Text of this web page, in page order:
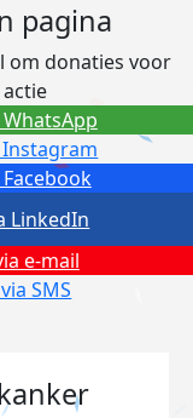
pagina
om donaties voor
Instagram
e-mail
SMS
LinkedIn